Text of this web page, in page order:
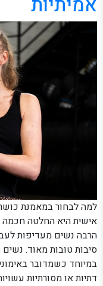
למה לבחור במאמנת
אישית היא החלטה
הרבה נשים מעדיפות
סיבות טובות מאוד.
במיוחד כשמדובר
דתיות או מסורתיות